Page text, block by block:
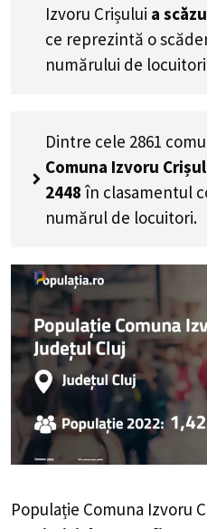
Izvoru Crișului a
ce reprezintă o
numărului de locuitori
Dintre cele 2861
Comuna Izvoru
2448 în clasamentul
numărul de locuitori.
Populație Comuna Izvoru